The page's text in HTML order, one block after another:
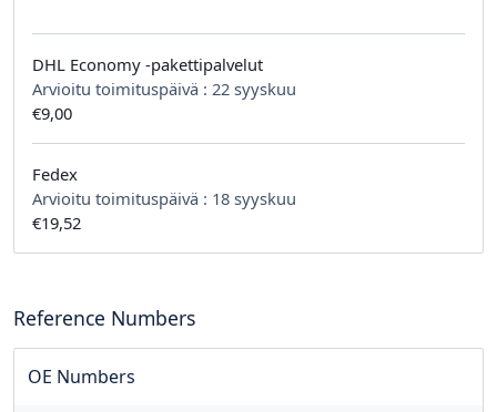
DHL Economy -pakettipalvelut
Arvioitu toimituspäivä : 22 syyskuu
€9,00
Fedex
Arvioitu toimituspäivä : 18 syyskuu
€19,52
Reference Numbers
OE Numbers